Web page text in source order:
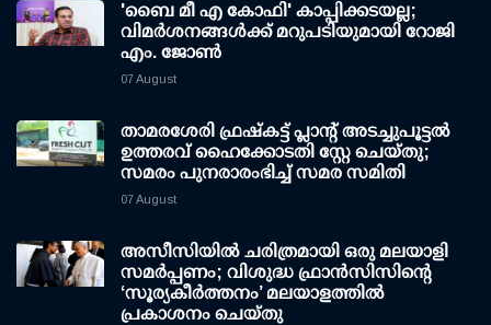
'ബൈ മീ എ കോഫി' കാപ്പിക്കടയല്ല;
വിമര്‍ശനങ്ങള്‍ക്ക് മറുപടിയുമായി റോജി
എം. ജോണ്‍
07 August
താമരശേരി ഫ്രഷ്കട്ട് പ്ലാന്റ് അടച്ചുപൂട്ടൽ
ഉത്തരവ് ഹൈക്കോടതി സ്റ്റേ ചെയ്തു;
സമരം പുനരാരംഭിച്ച് സമര സമിതി
07 August
അസീസിയിൽ ചരിത്രമായി ഒരു മലയാളി
സമർപ്പണം; വിശുദ്ധ ഫ്രാൻസിസിന്റെ
‘സൂര്യകീർത്തനം’ മലയാളത്തിൽ
പ്രകാശനം ചെയ്തു